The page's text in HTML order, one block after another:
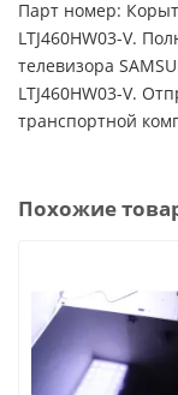
Парт номер:
LTJ460HW03-V.
телевизора
LTJ460HW03-V.
транспортной
Похожие